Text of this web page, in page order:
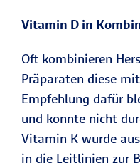
Vitamin D in
Oft kombinieren
Präparaten diese
Empfehlung dafür
und konnte nicht
Vitamin K wurde
in die Leitlinien zur